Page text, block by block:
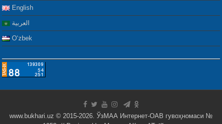
English
العربية
Oʻzbek
www.bukhari.uz © 2015-2026. ЎзМАА Интернет-ОАВ гувоҳномаси №